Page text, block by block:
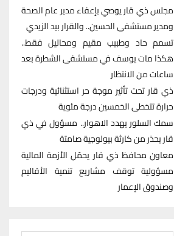
مجلس ذي قار يوصي بإعفاء مدير عام الصحة
ومدير مستشفى الحسين.. والقرار بيد الزيدي
تسمم حاد وطبيب مقيم ومحاليل فقط..
هكذا مات يوسف في مستشفى الشطرة بعد
ساعات من الانتظار
ذي قار تحت تأثير موجة حر استثنائية ودرجات
حرارة تتخطى الخمسين درجة مئوية
سمك السلور يهدد الاهوار.. مسؤول في ذي
قار يحذر من كارثة بيولوجية صامتة
معاون محافظ ذي قار يحمّل الأزمة المالية
مسؤولية توقف مشاريع تنمية الأقاليم
وصندوق الإعمار